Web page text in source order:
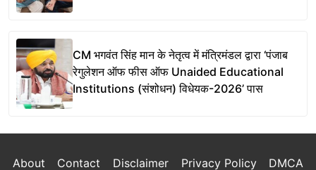
CM भगवंत सिंह मान के नेतृत्व में मंत्रिमंडल द्वारा ‘पंजाब
रेगुलेशन ऑफ फीस ऑफ Unaided Educational
Institutions (संशोधन) विधेयक-2026’ पास
About Contact Disclaimer Privacy Policy DMCA